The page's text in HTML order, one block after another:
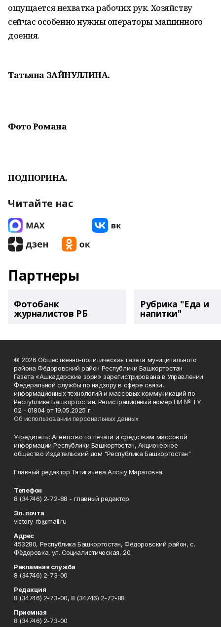
ощущается нехватка рабочих рук. Хозяйству
сейчас особенно нужны операторы машинного
доения.
Татьяна ЗАЙНУЛЛИНА.
Фото Романа
ПОДПОРИНА.
Читайте нас
Партнеры
Фотобанк
журналистов РБ
Рубрика "Еда и
напитки"
© 2026 Общественно-политическая газета муниципального
района Фёдоровский район Республики Башкортостан
Газета «Ашкадарские зори» зарегистрирована в Управлении
Федеральной службы по надзору в сфере связи,
информационных технологий и массовых коммуникаций по
Республике Башкортостан. Регистрационный номер ПИ № ТУ
02 - 01804 от 19.05.2025 г.
Об использовании персональных данных
Учредитель: Агентство по печати и средствам массовой
информации Республики Башкортостан, Акционерное
общество Издательский дом "Республика Башкортостан"
Главный редактор Тятигачева Алсыу Маратовна.
Телефон
8 (34746) 2-72-88 - главный редактор.
Эл. почта
victory-rb@mail.ru
Адрес
453280, Республика Башкортостан, Фёдоровский район, с.
Фёдоровка, ул. Социалистическая, 20.
Рекламная служба
8 (34746) 2-73-00
Редакция
8 (34746) 2-73-00, 8 (34746) 2-72-88
Приемная
8 (34746) 2-73-00